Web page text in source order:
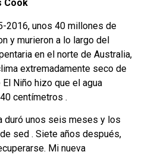
Cook
2016, unos 40 millones de
y murieron a lo largo del
en el norte de Australia,
extremadamente seco de
Niño hizo que el agua
centímetros .
duró unos seis meses y los
sed . Siete años después,
Mi nueva